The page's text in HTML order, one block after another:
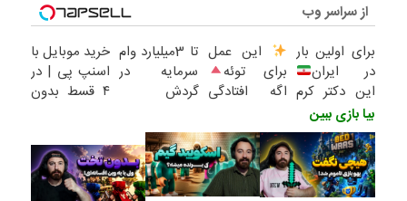
از سراسر وب
برای اولین بار
در ایران
این دکتر کرم
ترمیم کننده
23 روزه
ساخت!
این عمل
برای توئه
اگه افتادگی
اگر پف پلک
اطراف چشم
داری
تا 3میلیارد وام
سرمایه در
گردش
فروشگاهت رو
ثبت کن
خرید موبایل با
اسنپ پی | در
۴ قسط بدون
بیا بازی ببین